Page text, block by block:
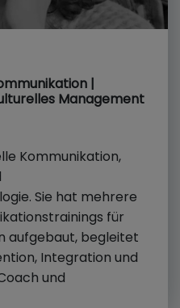
|
Management
Kommunikation,
Sie hat mehrere
für
aufgebaut, begleitet
Integration und
und